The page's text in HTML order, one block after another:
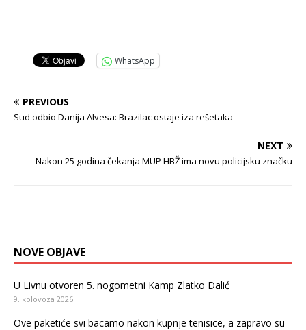
WhatsApp
PREVIOUS
Sud odbio Danija Alvesa: Brazilac ostaje iza rešetaka
NEXT
Nakon 25 godina čekanja MUP HBŽ ima novu policijsku značku
NOVE OBJAVE
U Livnu otvoren 5. nogometni Kamp Zlatko Dalić
9. kolovoza 2026.
Ove paketiće svi bacamo nakon kupnje tenisice, a zapravo su